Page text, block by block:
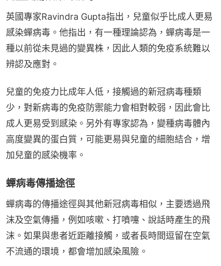
英國專家Ravindra Gupta指出，兒童似乎比成人更易
感染蟬病毒。他指出，有一種理論認為，蟬病毒是一
種以前從未見過的變異株，因此人類的免疫系統難以
辨認及應對。
兒童的免疫力比成年人低，接觸過的新冠病毒種類
少，對新病毒的免疫防禦能力會相對較弱，因此會比
成人更易受到感染。另外有專家認為，變種病毒體內
高度變異的蛋白質，可能更易與兒童的細胞結合，增
加兒童的感染機率。
蟬病毒傳播途徑
蟬病毒的傳播途徑與其他新冠病毒相似，主要透過飛
沫及空氣傳播，例如咳嗽、打噴嚏、說話時產生的飛
沫。如果與患者近距離接觸，或者長時間逗留在空氣
不流通的環境，都會增加感染風險。